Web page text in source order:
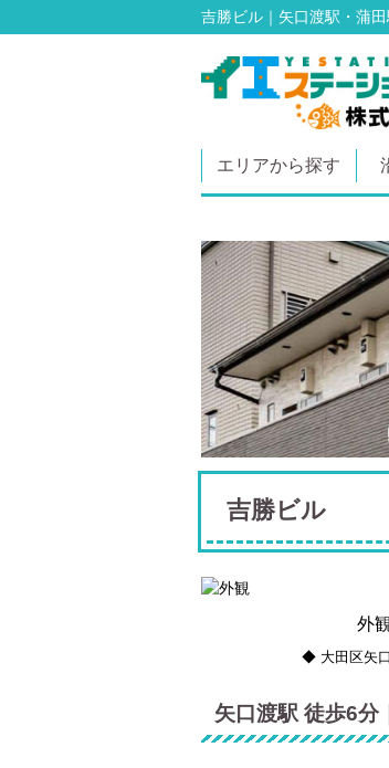
吉勝ビル｜矢口渡駅・蒲
エリアから探す
吉勝ビル
外
◆ 大田区矢
矢口渡駅 徒歩6分